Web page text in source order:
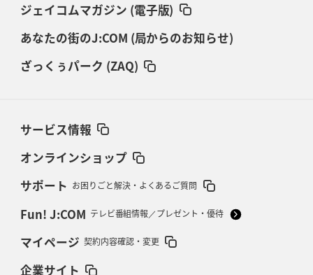
ジェイコムマガジン (電子版)
あなたの街のJ:COM (局からのお知らせ)
ざっくぅパーク (ZAQ)
サービス情報
オンラインショップ
サポート お困りごと解決・よくあるご質問
Fun! J:COM テレビ番組情報／プレゼント・優待
マイページ 契約内容確認・変更
企業サイト